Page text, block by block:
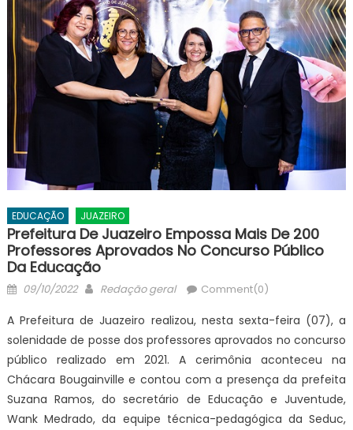
EDUCAÇÃO JUAZEIRO
Prefeitura De Juazeiro Empossa Mais De 200
Professores Aprovados No Concurso Público
Da Educação
Posted
09/10/2022 Author
Redação geral Comment(0)
A Prefeitura de Juazeiro realizou, nesta sexta-feira (07), a
solenidade de posse dos professores aprovados no concurso
público realizado em 2021. A cerimônia aconteceu na
Chácara Bougainville e contou com a presença da prefeita
Suzana Ramos, do secretário de Educação e Juventude,
Wank Medrado, da equipe técnica-pedagógica da Seduc,